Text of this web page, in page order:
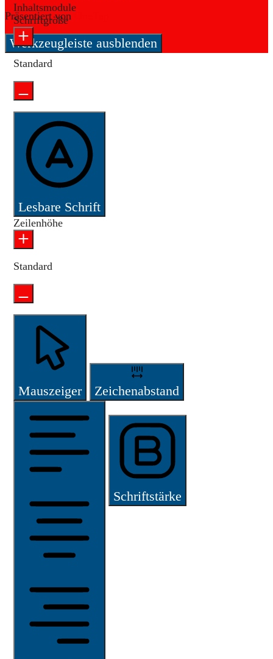
Präsentiert von
Werkzeugleiste ausblenden
Inhaltsmodule
Schriftgröße
Standard
Lesbare Schrift
Zeilenhöhe
Standard
Mauszeiger Zeichenabstand
Schriftstärke